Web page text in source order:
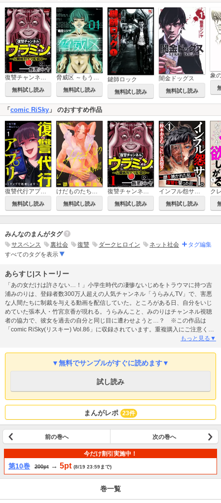
復讐チャンネル ウラミン ～公開処刑ナマ配信中～
無料試し読み
脅威区 ～もうひとりの自分がバグりだす～
無料試し読み
鍵師ロック
無料試し読み
闇金ドッグス
無料試し読み
象
「 comic RiSky 」 のおすすめ作品
復讐代行アプリ ～1タップで処刑します～（分冊版）
無料試し読み
けだものたちの時間～狂依存症候群～（分冊版）
無料試し読み
復讐チャンネル ウラミン ～公開処刑ナマ配信中～
無料試し読み
インフル怨サー。 ～顔を焼かれた私が復讐を誓った日～
無料試し読み
みんなのまんがタグ
サスペンス 裏社会 復讐 ダークヒロイン ネット社会
タグ編集
すべてのタグを表示
あらすじ|ストーリー
「あの女だけは許さない…！」小学生時代の凄惨ないじめをトラウマに持つ吉
浦みのりは、登録者数300万人超えの人気チャンネル「うらみんTV」で、害悪
な人間たちに制裁を与える動画を配信していた。ところがある日、自分をいじ
めていた張本人・竹宮京香が現れる。うらみんこと、みのりはチャンネル視聴
者の協力で、彼女を過去の自分と同じ目に遭わせようと…？ ※この作品は
「comic RiSky(リスキー) Vol.86」に収録されています。重複購入にご注意くだ
もっと見る▼
▼無料でサンプルがすぐに読めます▼
試し読み
まんがレポ 23件
前の巻へ 次の巻へ
今だけ割引実施中！
第10巻 200pt → 5pt (8/19 23:59まで)
巻一覧